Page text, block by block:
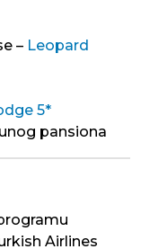
– Leopard
5*
pansiona
Airlines